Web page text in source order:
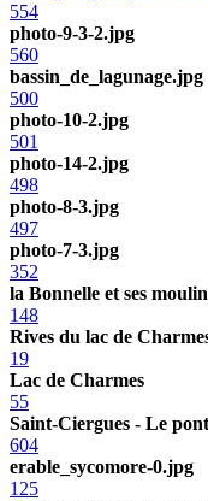
554
photo-9-3-2.jpg
560
bassin_de_lagunage.jpg
500
photo-10-2.jpg
501
photo-14-2.jpg
498
photo-8-3.jpg
497
photo-7-3.jpg
352
la Bonnelle et ses
148
Rives du lac de
19
Lac de Charmes
55
Saint-Ciergues - Le
604
erable_sycomore-0.jpg
125